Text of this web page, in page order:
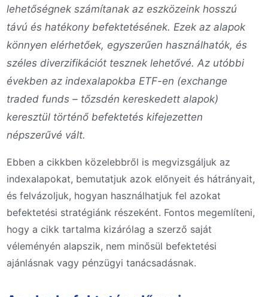
lehetőségnek számítanak az eszközeink hosszú
távú és hatékony befektetésének. Ezek az alapok
könnyen elérhetőek, egyszerűen használhatók, és
széles diverzifikációt tesznek lehetővé. Az utóbbi
években az indexalapokba ETF-en (exchange
traded funds – tőzsdén kereskedett alapok)
keresztül történő befektetés kifejezetten
népszerűvé vált.
Ebben a cikkben közelebbről is megvizsgáljuk az
indexalapokat, bemutatjuk azok előnyeit és hátrányait,
és felvázoljuk, hogyan használhatjuk fel azokat
befektetési stratégiánk részeként. Fontos megemlíteni,
hogy a cikk tartalma kizárólag a szerző saját
véleményén alapszik, nem minősül befektetési
ajánlásnak vagy pénzügyi tanácsadásnak.